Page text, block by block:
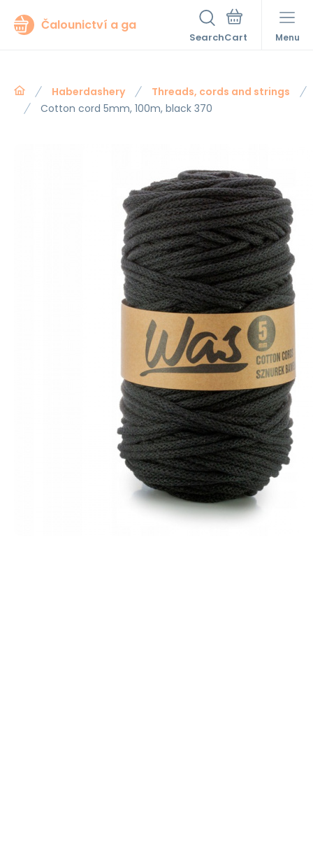
Čalounictví a ga
Search Menu
Haberdashery
Threads, cords and strings
Cotton cord 5mm, 100m, black 370